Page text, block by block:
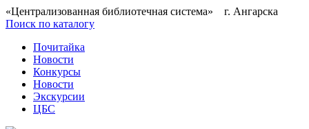
«Централизованная библиотечная система» г. Ангарска
Поиск по каталогу
Почитайка
Новости
Конкурсы
Новости
Экскурсии
ЦБС